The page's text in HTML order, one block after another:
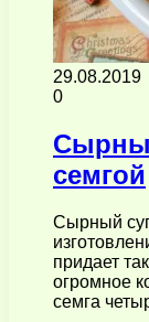
29.08.2019
0
семгой
Сырный
придает
огромное
семга